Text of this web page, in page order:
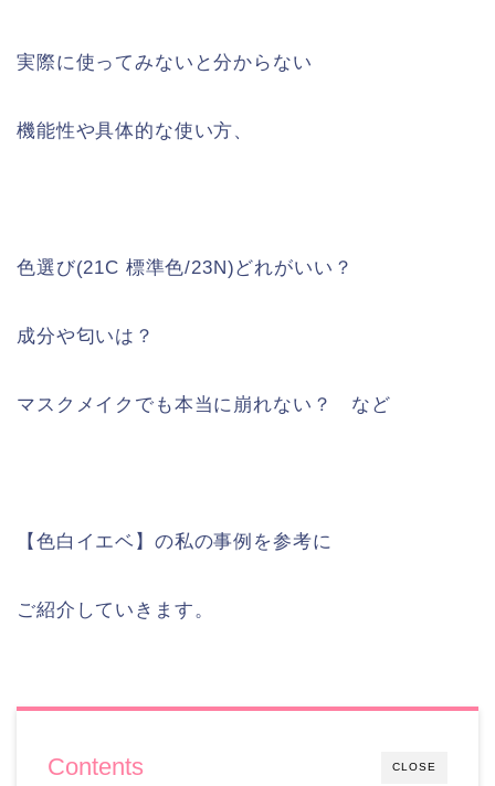
実際に使ってみないと分からない
機能性や具体的な使い方、
色選び(21C 標準色/23N)どれがいい？
成分や匂いは？
マスクメイクでも本当に崩れない？ など
【色白イエベ】の私の事例を参考に
ご紹介していきます。
CLOSE
Contents